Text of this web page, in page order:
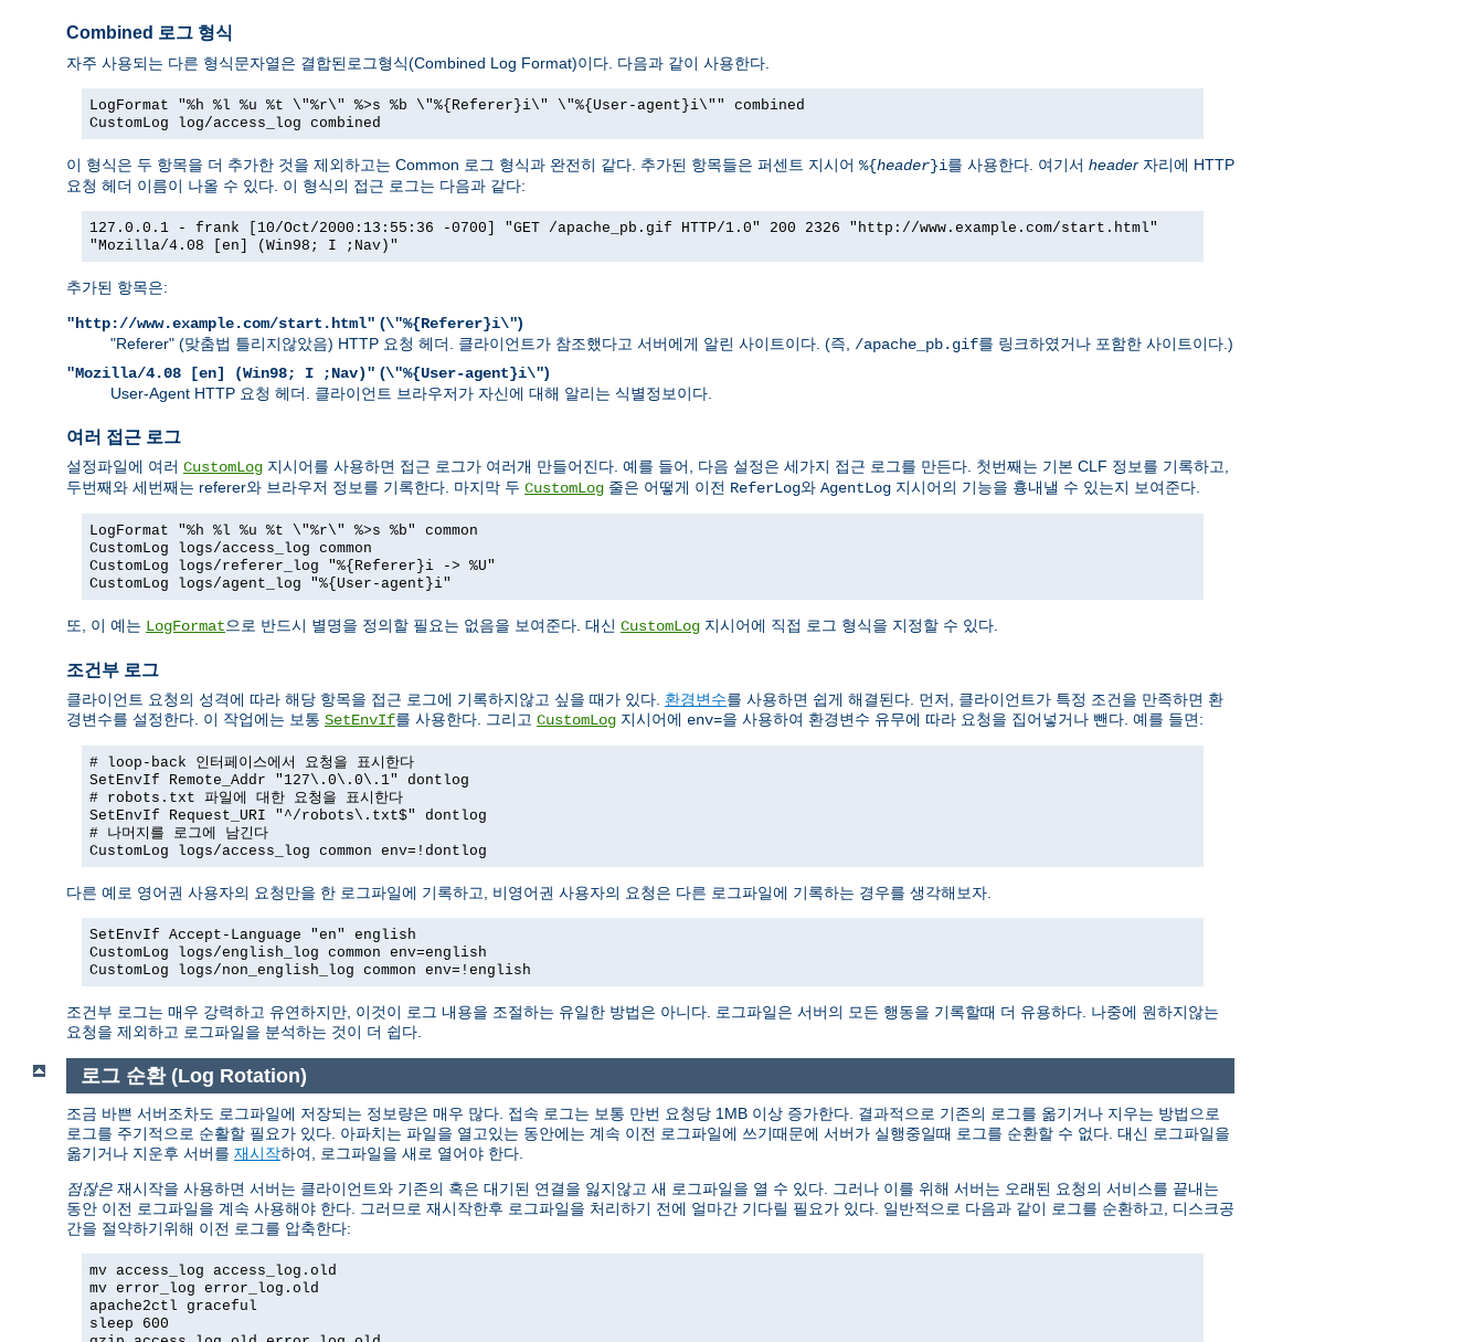
Combined 로그 형식
자주 사용되는 다른 형식문자열은 결합된로그형식(Combined Log Format)이다. 다음과 같이 사용한다.
LogFormat "%h %l %u %t \"%r\" %>s %b \"%{Referer}i\" \"%{User-agent}i\"" combined
CustomLog log/access_log combined
이 형식은 두 항목을 더 추가한 것을 제외하고는 Common 로그 형식과 완전히 같다. 추가된 항목들은 퍼센트 지시어 %{header}i를 사용한다. 여기서 header 자리에 HTTP
요청 헤더 이름이 나올 수 있다. 이 형식의 접근 로그는 다음과 같다:
127.0.0.1 - frank [10/Oct/2000:13:55:36 -0700] "GET /apache_pb.gif HTTP/1.0" 200 2326 "http://www.example.com/start.html"
"Mozilla/4.08 [en] (Win98; I ;Nav)"
추가된 항목은:
"http://www.example.com/start.html" (\"%{Referer}i\")
"Referer" (맞춤법 틀리지않았음) HTTP 요청 헤더. 클라이언트가 참조했다고 서버에게 알린 사이트이다. (즉, /apache_pb.gif를 링크하였거나 포함한 사이트이다.)
"Mozilla/4.08 [en] (Win98; I ;Nav)" (\"%{User-agent}i\")
User-Agent HTTP 요청 헤더. 클라이언트 브라우저가 자신에 대해 알리는 식별정보이다.
여러 접근 로그
설정파일에 여러 CustomLog 지시어를 사용하면 접근 로그가 여러개 만들어진다. 예를 들어, 다음 설정은 세가지 접근 로그를 만든다. 첫번째는 기본 CLF 정보를 기록하고,
두번째와 세번째는 referer와 브라우저 정보를 기록한다. 마지막 두 CustomLog 줄은 어떻게 이전 ReferLog와 AgentLog 지시어의 기능을 흉내낼 수 있는지 보여준다.
LogFormat "%h %l %u %t \"%r\" %>s %b" common
CustomLog logs/access_log common
CustomLog logs/referer_log "%{Referer}i -> %U"
CustomLog logs/agent_log "%{User-agent}i"
또, 이 예는 LogFormat으로 반드시 별명을 정의할 필요는 없음을 보여준다. 대신 CustomLog 지시어에 직접 로그 형식을 지정할 수 있다.
조건부 로그
클라이언트 요청의 성격에 따라 해당 항목을 접근 로그에 기록하지않고 싶을 때가 있다. 환경변수를 사용하면 쉽게 해결된다. 먼저, 클라이언트가 특정 조건을 만족하면 환
경변수를 설정한다. 이 작업에는 보통 SetEnvIf를 사용한다. 그리고 CustomLog 지시어에 env=을 사용하여 환경변수 유무에 따라 요청을 집어넣거나 뺀다. 예를 들면:
# loop-back 인터페이스에서 요청을 표시한다
SetEnvIf Remote_Addr "127\.0\.0\.1" dontlog
# robots.txt 파일에 대한 요청을 표시한다
SetEnvIf Request_URI "^/robots\.txt$" dontlog
# 나머지를 로그에 남긴다
CustomLog logs/access_log common env=!dontlog
다른 예로 영어권 사용자의 요청만을 한 로그파일에 기록하고, 비영어권 사용자의 요청은 다른 로그파일에 기록하는 경우를 생각해보자.
SetEnvIf Accept-Language "en" english
CustomLog logs/english_log common env=english
CustomLog logs/non_english_log common env=!english
조건부 로그는 매우 강력하고 유연하지만, 이것이 로그 내용을 조절하는 유일한 방법은 아니다. 로그파일은 서버의 모든 행동을 기록할때 더 유용하다. 나중에 원하지않는
요청을 제외하고 로그파일을 분석하는 것이 더 쉽다.
로그 순환 (Log Rotation)
조금 바쁜 서버조차도 로그파일에 저장되는 정보량은 매우 많다. 접속 로그는 보통 만번 요청당 1MB 이상 증가한다. 결과적으로 기존의 로그를 옮기거나 지우는 방법으로
로그를 주기적으로 순활할 필요가 있다. 아파치는 파일을 열고있는 동안에는 계속 이전 로그파일에 쓰기때문에 서버가 실행중일때 로그를 순환할 수 없다. 대신 로그파일을
옮기거나 지운후 서버를 재시작하여, 로그파일을 새로 열어야 한다.
점잖은 재시작을 사용하면 서버는 클라이언트와 기존의 혹은 대기된 연결을 잃지않고 새 로그파일을 열 수 있다. 그러나 이를 위해 서버는 오래된 요청의 서비스를 끝내는
동안 이전 로그파일을 계속 사용해야 한다. 그러므로 재시작한후 로그파일을 처리하기 전에 얼마간 기다릴 필요가 있다. 일반적으로 다음과 같이 로그를 순환하고, 디스크공
간을 절약하기위해 이전 로그를 압축한다:
mv access_log access_log.old
mv error_log error_log.old
apache2ctl graceful
sleep 600